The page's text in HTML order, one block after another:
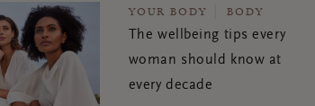
YOUR BODY BODY
The wellbeing tips every
woman should know at
every decade